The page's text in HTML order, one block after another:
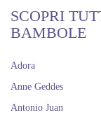
SCOPRI
BAMBOLE
Adora
Anne Geddes
Antonio Juan